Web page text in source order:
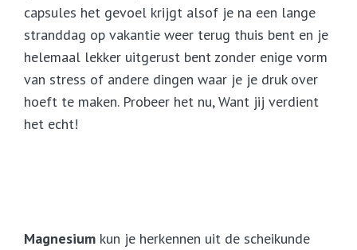
capsules het gevoel krijgt alsof je na een lange
stranddag op vakantie weer terug thuis bent en je
helemaal lekker uitgerust bent zonder enige vorm
van stress of andere dingen waar je je druk over
hoeft te maken. Probeer het nu, Want jij verdient
het echt!
Magnesium kun je herkennen uit de scheikunde